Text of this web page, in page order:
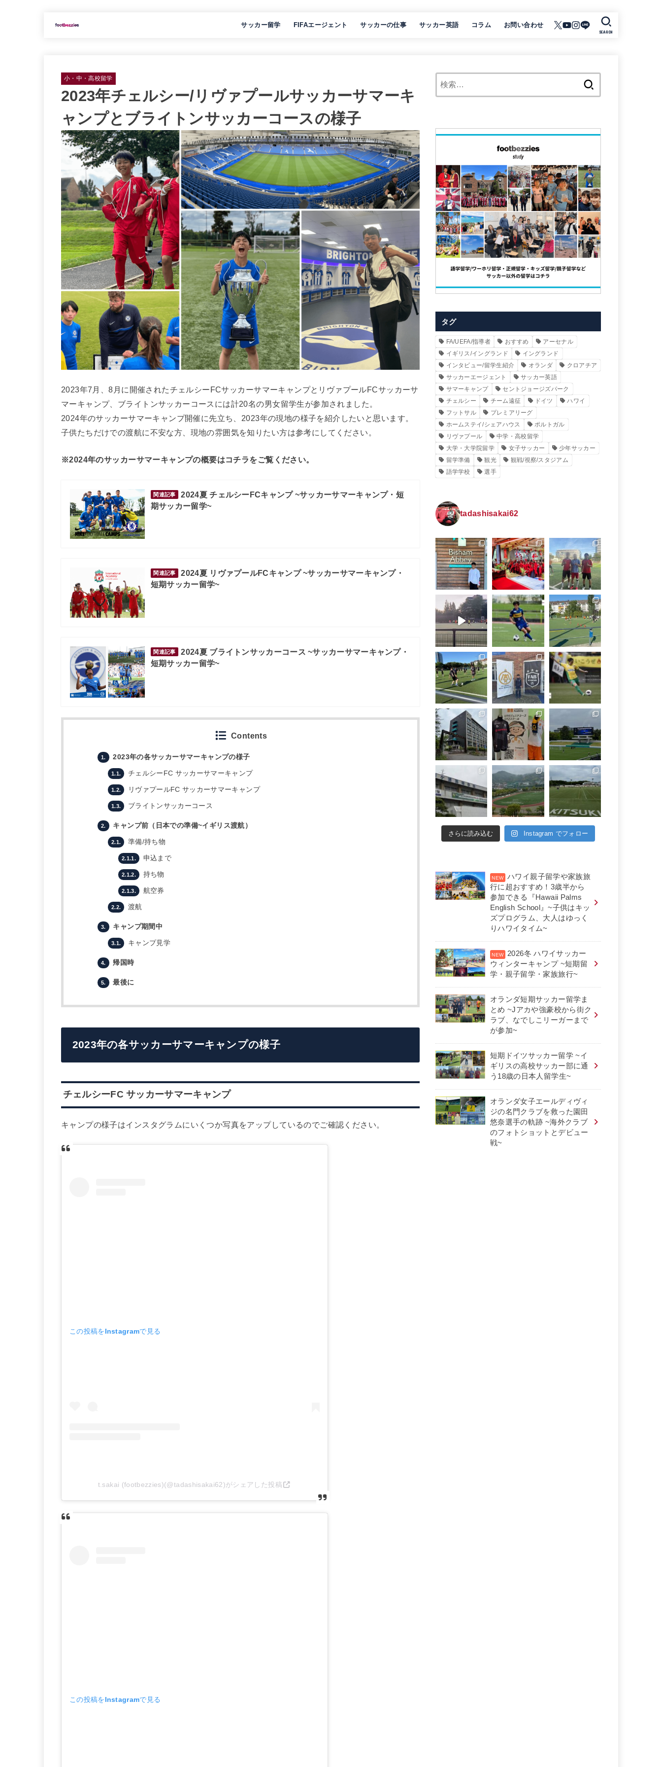
サッカー留学 FIFAエージェント サッカーの仕事 サッカー英語 コラム お問い合わせ
SEARCH
小・中・高校留学
2023年チェルシー/リヴァプールサッカーサマーキ
ャンプとブライトンサッカーコースの様子
2023年7月、8月に開催されたチェルシーFCサッカーサマーキャンプとリヴァプールFCサッカーサ
マーキャンプ、ブライトンサッカーコースには計20名の男女留学生が参加されました。
2024年のサッカーサマーキャンプ開催に先立ち、2023年の現地の様子を紹介したいと思います。
子供たちだけでの渡航に不安な方、現地の雰囲気を知りたい方は参考にしてください。
※2024年のサッカーサマーキャンプの概要はコチラをご覧ください。
関連記事
2024夏 チェルシーFCキャンプ ~サッカーサマーキャンプ・短
期サッカー留学~
関連記事
2024夏 リヴァプールFCキャンプ ~サッカーサマーキャンプ・
短期サッカー留学~
関連記事
2024夏 ブライトンサッカーコース ~サッカーサマーキャンプ・
短期サッカー留学~
Contents
1. 2023年の各サッカーサマーキャンプの様子
1.1. チェルシーFC サッカーサマーキャンプ
1.2. リヴァプールFC サッカーサマーキャンプ
1.3. ブライトンサッカーコース
2. キャンプ前（日本での準備~イギリス渡航）
2.1. 準備/持ち物
2.1.1. 申込まで
2.1.2. 持ち物
2.1.3. 航空券
2.2. 渡航
3. キャンプ期間中
3.1. キャンプ見学
4. 帰国時
5. 最後に
2023年の各サッカーサマーキャンプの様子
チェルシーFC サッカーサマーキャンプ
キャンプの様子はインスタグラムにいくつか写真をアップしているのでご確認ください。
この投稿をInstagramで見る
t.sakai (footbezzies)(@tadashisakai62)がシェアした投稿
この投稿をInstagramで見る
タグ
FA/UEFA/指導者 おすすめ
アーセナル
イギリス/イングランド
イングランド
インタビュー/留学生紹介
オランダ
クロアチア
サッカーエージェント
サッカー英語
サマーキャンプ
セントジョージズパーク
チェルシー
チーム遠征 ドイツ
ハワイ
フットサル
プレミアリーグ
ホームステイ/シェアハウス
ポルトガル
リヴァプール
中学・高校留学
大学・大学院留学
女子サッカー
少年サッカー
留学準備
観光
観戦/視察/スタジアム
語学学校
選手
tadashisakai62
さらに読み込む Instagram でフォロー
ハワイ親子留学や家族旅
行に超おすすめ！3歳半から
参加できる『Hawaii Palms
English School』~子供はキッ
ズプログラム、大人はゆっく
りハワイタイム~
2026冬 ハワイサッカー
ウィンターキャンプ ~短期留
学・親子留学・家族旅行~
オランダ短期サッカー留学ま
とめ ~Jアカや強豪校から街ク
ラブ、なでしこリーガーまで
が参加~
短期ドイツサッカー留学 ~イ
ギリスの高校サッカー部に通
う18歳の日本人留学生~
オランダ女子エールディヴィ
ジの名門クラブを救った園田
悠奈選手の軌跡 ~海外クラブ
のフォトショットとデビュー
戦~